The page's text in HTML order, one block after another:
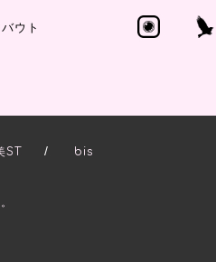
ウト
ST / bis